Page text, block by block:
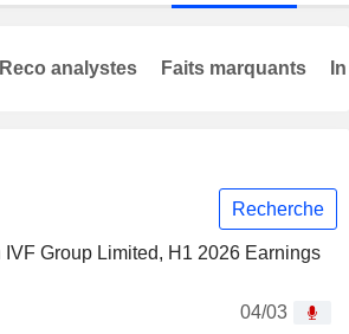
Recherche
IVF Group Limited, H1 2026 Earnings
04/03
Reco analystes Faits marquants